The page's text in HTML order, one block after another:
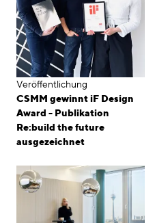
Veröffentlichung
CSMM gewinnt iF Design
Award - Publikation
Re:build the future
ausgezeichnet